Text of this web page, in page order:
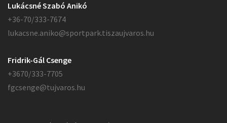
Lukácsné Szabó Anikó
+36-70/333-7674
lukacsne.aniko@sportpark.tiszaujvaros.hu
Fridrik-Gál Csenge
+3670/333-7705
fgcsenge@tujvaros.hu